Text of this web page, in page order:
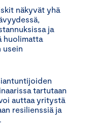
näkyvät yhä
ja
huolimatta
usein
tartutaan
auttaa yritystä
resilienssiä ja